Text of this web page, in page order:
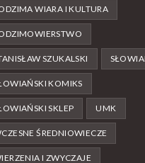
WIARA I KULTURA
SZUKALSKI
KOMIKS
SKLEP UMK
ŚREDNIOWIECZE
I ZWYCZAJE